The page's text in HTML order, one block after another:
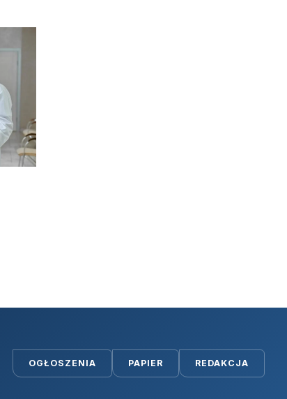
OGŁOSZENIA PAPIER REDAKCJA